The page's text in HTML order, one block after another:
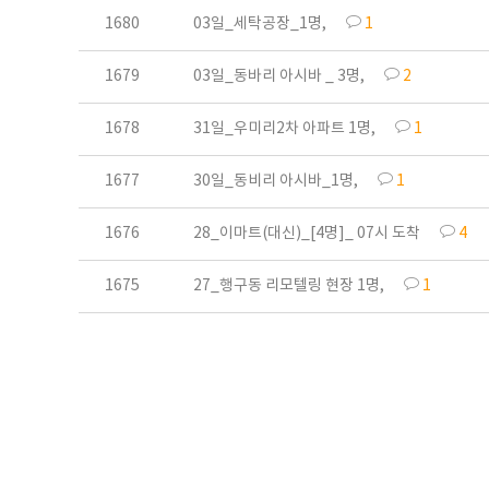
1680 03일_세탁공장_1명, 1
1679 03일_동바리 아시바 _ 3명, 2
1678 31일_우미리2차 아파트 1명, 1
1677 30일_동비리 아시바_1명, 1
1676 28_이마트(대신)_[4명]_ 07시 도착 4
1675 27_행구동 리모텔링 현장 1명, 1